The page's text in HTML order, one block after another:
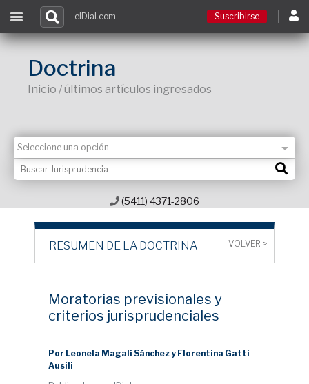
Contacto
elDial.com Suscribirse
Doctrina
Inicio / últimos artículos ingresados
(5411) 4371-2806
RESUMEN DE LA DOCTRINA VOLVER >
Moratorias previsionales y
criterios jurisprudenciales
Por Leonela Magalí Sánchez y Florentina Gatti
Ausili